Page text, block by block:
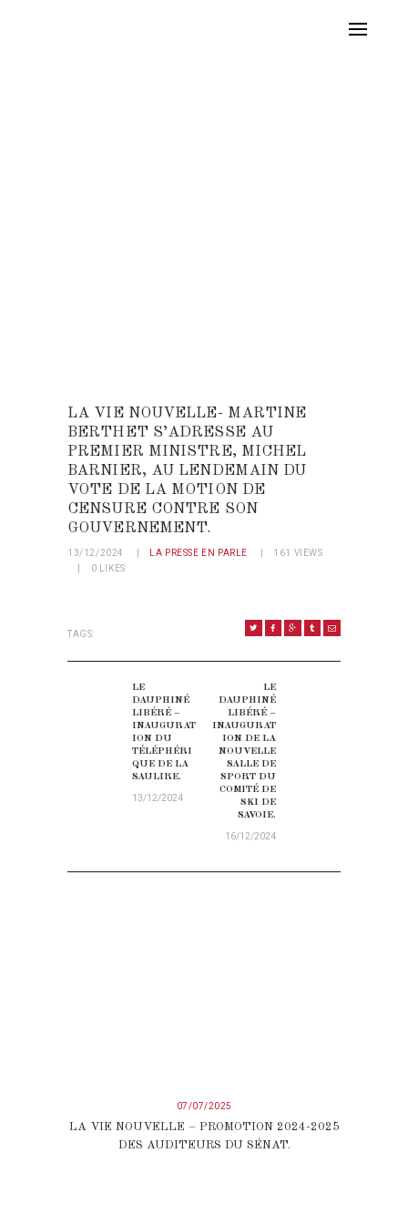
LA VIE NOUVELLE- MARTINE
BERTHET S’ADRESSE AU
PREMIER MINISTRE, MICHEL
BARNIER, AU LENDEMAIN DU
VOTE DE LA MOTION DE
CENSURE CONTRE SON
GOUVERNEMENT.
13/12/2024 LA PRESSE EN PARLE 161
VIEWS
0
LIKES
TAGS:
Previous post:
LE
DAUPHINÉ
LIBÉRÉ –
INAUGURAT
ION DU
TÉLÉPHÉRI
QUE DE LA
SAULIRE.
13/12/2024
Next post:
LE
DAUPHINÉ
LIBÉRÉ –
INAUGURAT
ION DE LA
NOUVELLE
SALLE DE
SPORT DU
COMITÉ DE
SKI DE
SAVOIE.
16/12/2024
07/07/2025
LA VIE NOUVELLE – PROMOTION 2024-2025
DES AUDITEURS DU SÉNAT.